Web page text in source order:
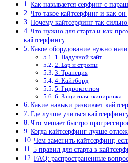
Как называется серфинг с
Что такое кайтсерфинг и как он
Почему кайтсерфинг так сильно
Что нужно для старта и как
кайтсерфингу
Какое оборудование нужно
1. Надувной кайт
2. Бар и стропы
3. Трапеция
4. Кайтборд
5. Гидрокостюм
6. Защитная экипировка
Какие навыки развивает
Где лучше учиться
Что мешает быстро
Когда кайтсерфинг лучше
Чем заменить кайтсерфинг,
5 правил для старта в
FAQ: распространенные